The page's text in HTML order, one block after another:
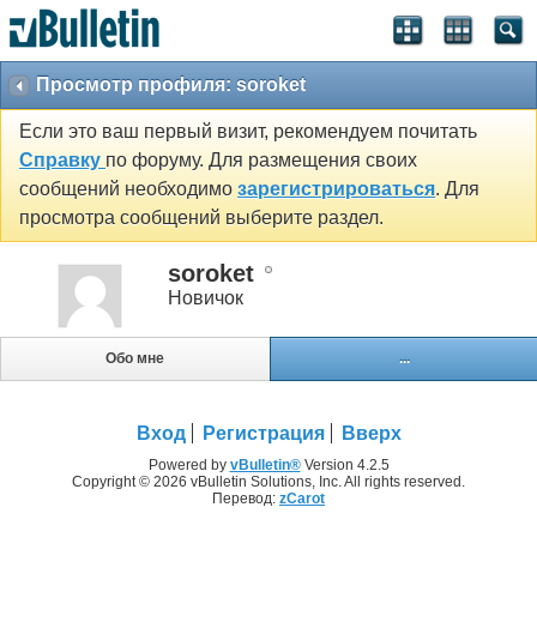
Просмотр профиля: soroket
Если это ваш первый визит, рекомендуем почитать
Справку по форуму. Для размещения своих
сообщений необходимо зарегистрироваться. Для
просмотра сообщений выберите раздел.
soroket
Новичок
Обо мне ...
Вход Регистрация Вверх
Powered by vBulletin®Version 4.2.5
Copyright © 2026 vBulletin Solutions, Inc. All rights reserved.
Перевод: zCarot